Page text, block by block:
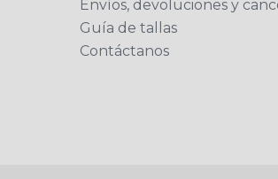
Envíos, devoluciones y
Guía de tallas
Contáctanos